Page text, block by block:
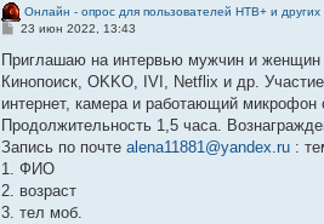
Онлайн - опрос для пользователей НТВ+ и
С
о
щ
е
и
е
23 июн 2022, 13:43
Приглашаю на интервью мужчин и женщин
Кинопоиск, OKKO, IVI, Netflix и др.
интернет, камера и работающий
Продолжительность 1,5 часа.
Запись по почтеalena11881@yandex.ru :
1. ФИО
2. возраст
3. тел моб.